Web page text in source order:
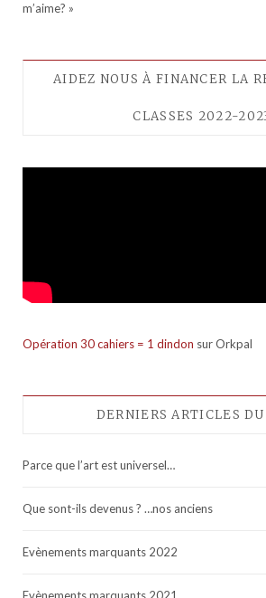
m’aime? »
AIDEZ NOUS À FINANCER LA
CLASSES 2022-
Opération 30 cahiers = 1 dindon sur Orkpal
DERNIERS ARTICLES
Parce que l’art est universel…
Que sont-ils devenus ? …nos anciens
Evènements marquants 2022